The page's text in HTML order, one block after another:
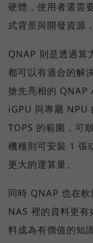
硬體，使用者還需
式背景與開發資源
QNAP 則是透過算
都可以有適合的解
搶先亮相的 QNAP
iGPU 與專屬 NPU
TOPS 的範圍，可
機種則可安裝 1 張
更大的運算量。
同時 QNAP 也在
NAS 裡的資料更
料成為有價值的知識